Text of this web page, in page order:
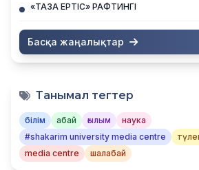
«ТАЗА ЕРТІС» РАФТИНГІ
Басқа жаңалықтар
Танымал тегтер
білім абай ғылым
наука
#shakarim university media centre
media centre
шалабай